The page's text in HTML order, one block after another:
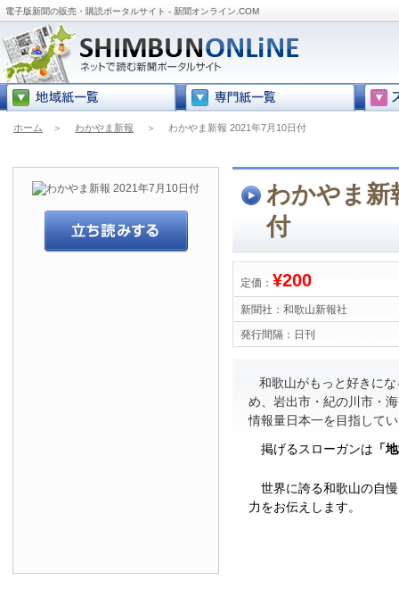
電子版新聞の販売・購読ポータルサイト - 新聞オンライン.COM
ホーム ＞ わかやま新報 ＞ わかやま新報 2021年7月10日付
わかやま新
付
定価： ¥200
新聞社： 和歌山新報社
発行間隔： 日刊
和歌山がもっと好きに
め、岩出市・紀の川市・
情報量日本一を目指して
掲げるスローガンは 「
世界に誇る和歌山の自
力をお伝えします。